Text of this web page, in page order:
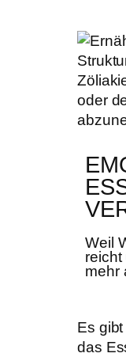
Weil
reicht
mehr
Es
das